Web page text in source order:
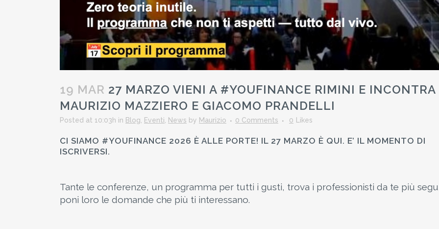
19 MAR 27 MARZO VIENI A #YOUFINANCE RIMINI E INCONTRA
MAURIZIO MAZZIERO E GIACOMO PRANDELLI
Posted at 10:03h in Blog Eventi News by Maurizio 0 Comments 0 Likes
CI SIAMO #YOUFINANCE 2026 È ALLE PORTE! IL 27 MARZO È QUI. E’ IL MOMENTO DI
ISCRIVERSI.
Tante le conferenze, un programma per tutti i gusti, trova i professionisti da te più
poni loro le domande che più ti interessano.